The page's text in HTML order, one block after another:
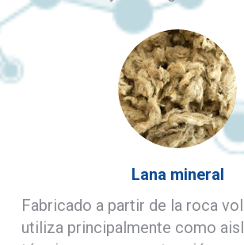
Lana mineral
Fabricado a partir de la roca
utiliza principalmente como